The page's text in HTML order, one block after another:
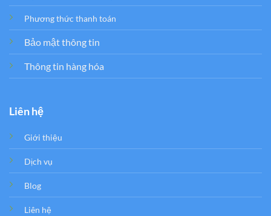
Phương thức thanh toán
Bảo mật thông tin
Thông tin hàng hóa
Liên hệ
Giới thiệu
Dịch vụ
Blog
Liên hệ